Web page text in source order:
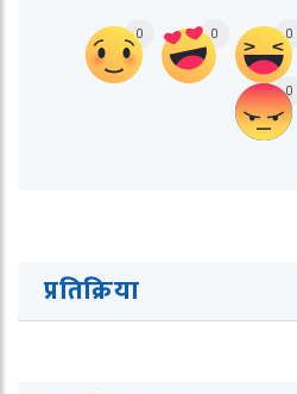
0 0 0
0
प्रतिक्रिया